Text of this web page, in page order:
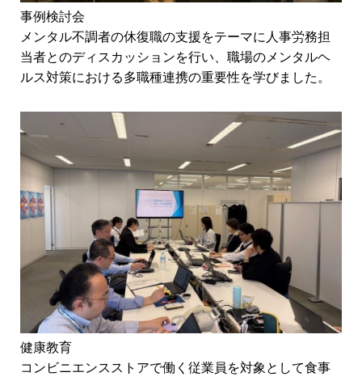
事例検討会
メンタル不調者の休復職の支援をテーマに人事労務担
当者とのディスカッションを行い、職場のメンタルヘ
ルス対策における多職種連携の重要性を学びました。
健康教育
コンビニエンスストアで働く従業員を対象として食事